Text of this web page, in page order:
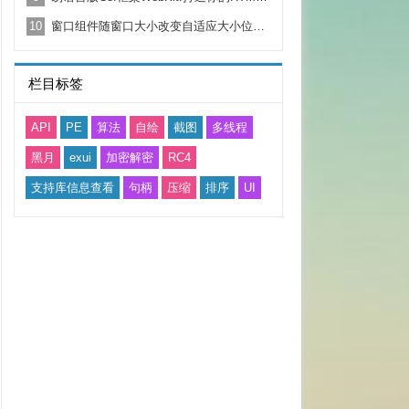
10 窗口组件随窗口大小改变自适应大小位置源码
栏目标签
API PE 算法 自绘 截图 多线程
黑月 exui 加密解密 RC4
支持库信息查看 句柄 压缩 排序 UI